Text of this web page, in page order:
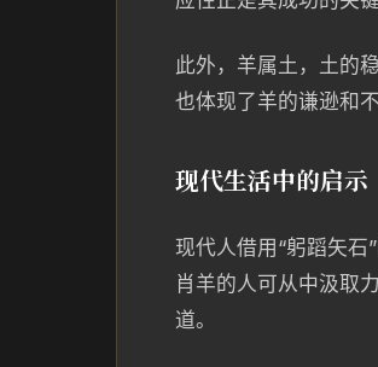
此外，羊属土，土的
也体现了羊的谦逊和
现代生活中的启示
现代人借用“躬蹈矢
肖羊的人可从中汲取
道。